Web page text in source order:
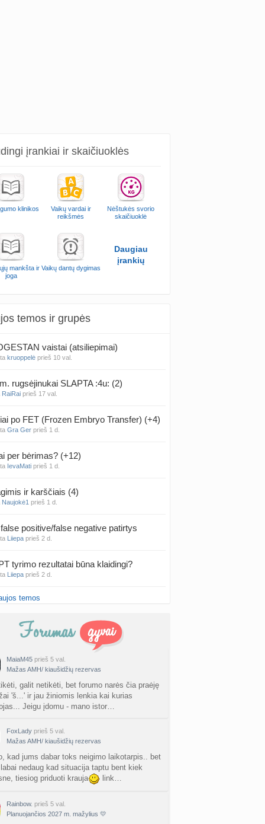
įrankiai ir skaičiuoklės
klinikos
Vaikų vardai ir
reikšmės
Nėštukės svorio
skaičiuoklė
mankšta ir
joga
Vaikų dantų dygimas
Daugiau
įrankių
temos ir grupės
vaistai (atsiliepimai)
kruoppelė prieš 10 val.
rugsėjinukai SLAPTA :4u: (2)
RaiRai prieš 17 val.
po FET (Frozen Embryo Transfer) (+4)
Gra Ger prieš 1 d.
per bėrimas? (+12)
IevaMati prieš 1 d.
ir karščiais (4)
Naujokė1 prieš 1 d.
positive/false negative patirtys
Liiepa prieš 2 d.
tyrimo rezultatai būna klaidingi?
Liiepa prieš 2 d.
Vasario mėnesio mažyliai
Šiauliuose (2)
valymas
siksnyteee prieš 2 d.
Šklėrius
mėnesio dvyniai
AgnieskaAdele prieš 2 d.
Jonas
mokyklos
temos
MaiaM45 prieš 5 val.
Mažas AMH/ kiaušidžių rezervas
galit netikėti, bet forumo narės čia praėję
'š...' ir jau žiniomis lenkia kai kurias
Jeigu įdomu - mano istor…
FoxLady prieš 5 val.
Mažas AMH/ kiaušidžių rezervas
kad jums dabar toks neigimo laikotarpis.. bet
nedaug kad situacija taptu bent kiek
tiesiog priduoti krauja
link…
Rainbow. prieš 5 val.
Planuojančios 2027 m. mažylius 💛